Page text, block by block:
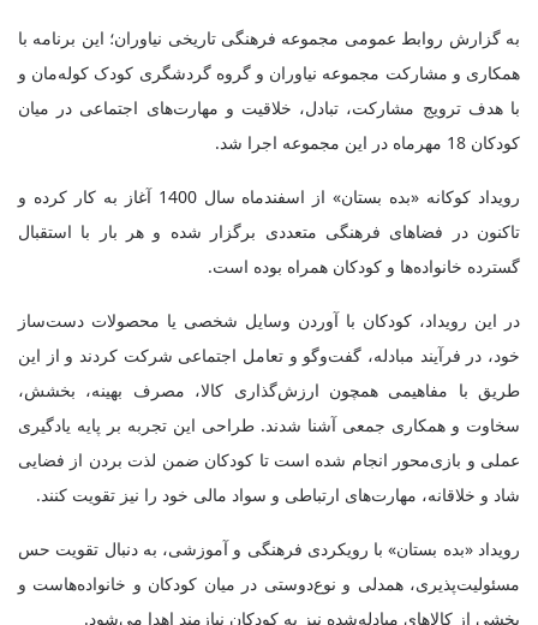
به گزارش روابط عمومی مجموعه فرهنگی تاریخی نیاوران؛ این برنامه با
همکاری و مشارکت مجموعه نیاوران و گروه گردشگری کودک کوله‌مان و
با هدف ترویج مشارکت، تبادل، خلاقیت و مهارت‌های اجتماعی در میان
کودکان 18 مهرماه در این مجموعه اجرا شد.
رویداد کوکانه «بده بستان» از اسفندماه سال 1400 آغاز به کار کرده و
تاکنون در فضا‌های فرهنگی متعددی برگزار شده و هر بار با استقبال
گسترده خانواده‌ها و کودکان همراه بوده است.
در این رویداد، کودکان با آوردن وسایل شخصی یا محصولات دست‌ساز
خود، در فرآیند مبادله، گفت‌وگو و تعامل اجتماعی شرکت کردند و از این
طریق با مفاهیمی همچون ارزش‌گذاری کالا، مصرف بهینه، بخشش،
سخاوت و همکاری جمعی آشنا شدند. طراحی این تجربه بر پایه یادگیری
عملی و بازی‌محور انجام شده است تا کودکان ضمن لذت بردن از فضایی
شاد و خلاقانه، مهارت‌های ارتباطی و سواد مالی خود را نیز تقویت کنند.
رویداد «بده بستان» با رویکردی فرهنگی و آموزشی، به دنبال تقویت حس
مسئولیت‌پذیری، همدلی و نوع‌دوستی در میان کودکان و خانواده‌هاست و
بخشی از کالا‌های مبادله‌شده نیز به کودکان نیازمند اهدا می‌شود.